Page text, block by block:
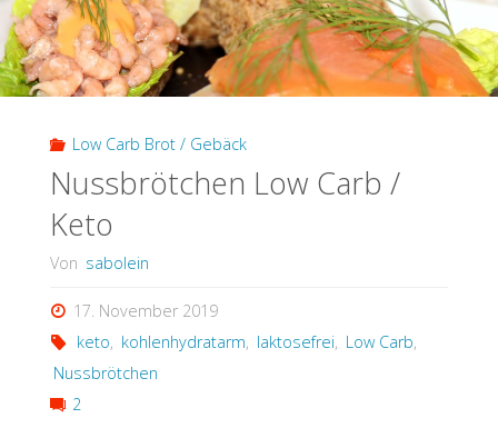
Low Carb Brot / Gebäck
Nussbrötchen Low Carb /
Keto
Von sabolein
17. November 2019
keto, kohlenhydratarm, laktosefrei, Low Carb,
Nussbrötchen
2